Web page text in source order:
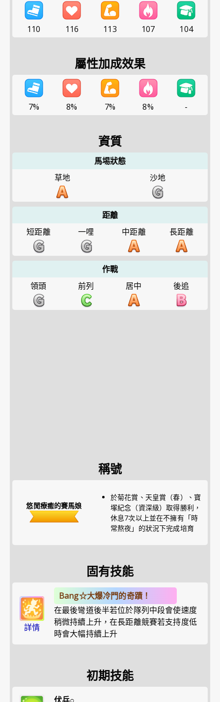
110 116 113 107 104
屬性加成效果
7% 8% 7% 8% -
資質
馬埸狀態
草地
沙地
距離
短距離
一哩 中距離 長距離
作戰
領頭
前列 居中 後追
稱號
悠閒療癒的賽馬娘
於菊花賞、天皇賞（春）、寶
塚紀念（資深級）取得勝利，
休息7次以上並在不擁有「時
常熬夜」的狀況下完成培育
固有技能
詳情
Bang☆大爆冷門的奇蹟！
在最後彎道後半若位於隊列中段會使速度
稍微持續上升，在長距離競賽若支持度低
時會大幅持續上升
初期技能